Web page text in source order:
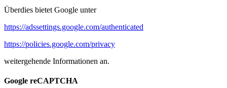
Überdies bietet Google unter
https://adssettings.google.com/authenticated
https://policies.google.com/privacy
weitergehende Informationen an.
Google reCAPTCHA